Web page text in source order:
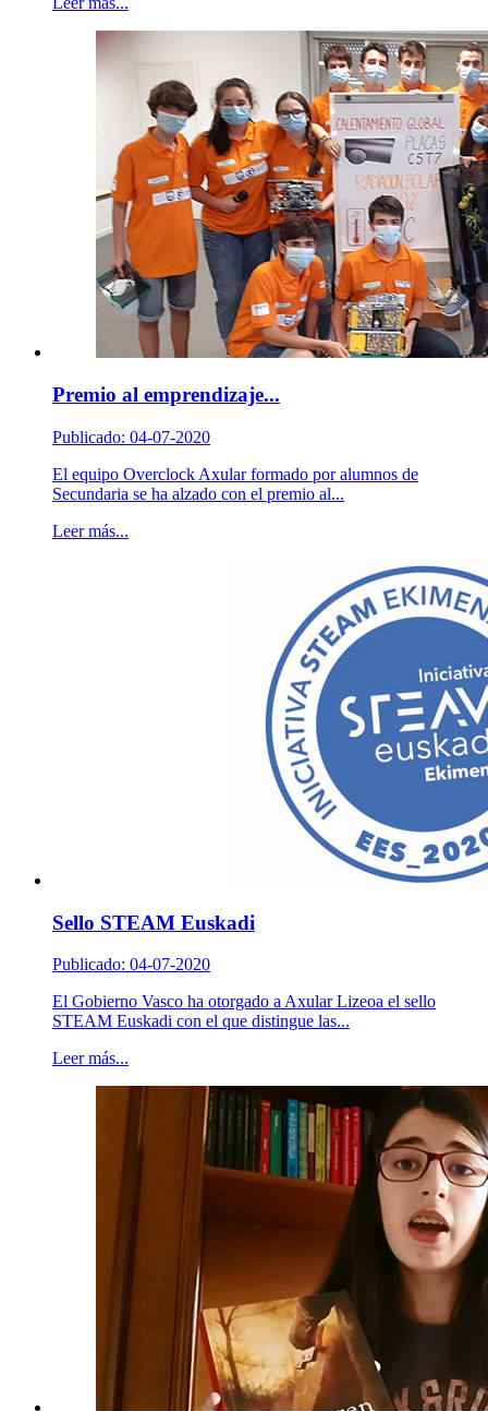
Premio al emprendizaje...
Publicado: 04-07-2020
El equipo Overclock Axular formado por alumnos de
Secundaria se ha alzado con el premio al...
Leer más...
Sello STEAM Euskadi
Publicado: 04-07-2020
El Gobierno Vasco ha otorgado a Axular Lizeoa el sello
STEAM Euskadi con el que distingue las...
Leer más...